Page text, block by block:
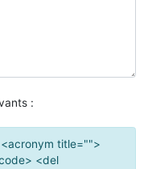
:
title="">
<del